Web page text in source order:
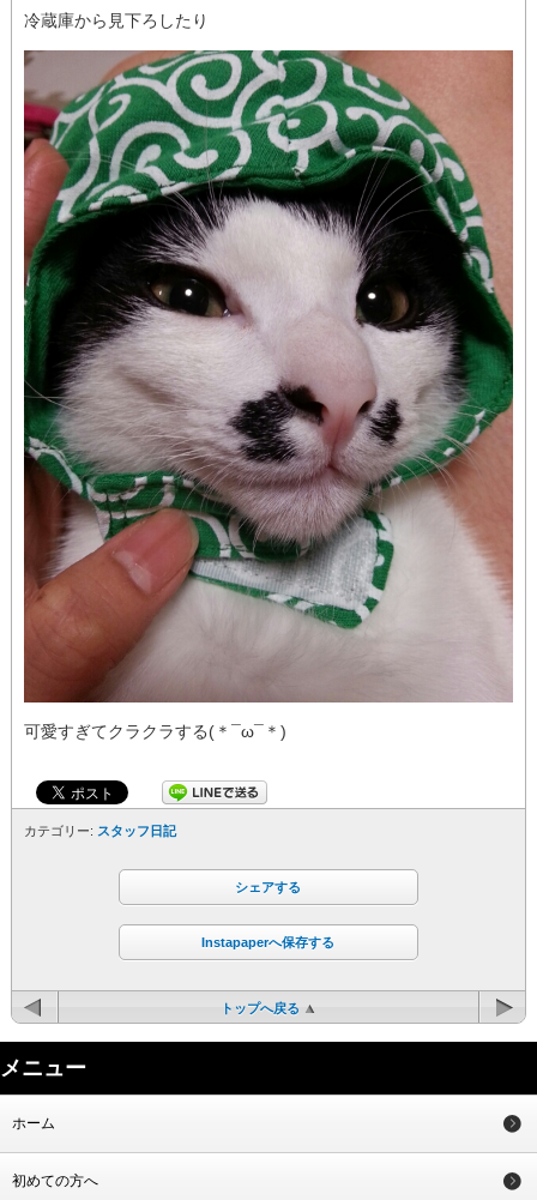
冷蔵庫から見下ろしたり
可愛すぎてクラクラする(＊¯ω¯＊)
カテゴリー: スタッフ日記
シェアする
Instapaperへ保存する
トップへ戻る
メニュー
ホーム
初めての方へ